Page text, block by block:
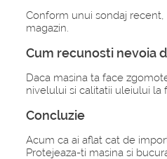
Conform unui sondaj
magazin.
Cum recunosti nevoia
Daca masina ta face
nivelului si calitatii uleiului
Concluzie
Acum ca ai aflat cat de
Protejeaza-ti masina si